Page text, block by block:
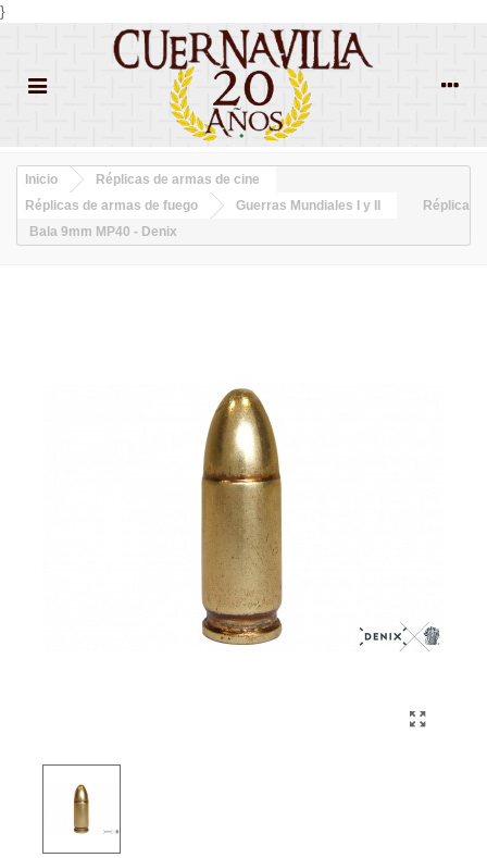
}
Inicio
Réplicas de armas de cine
Réplicas de armas de fuego
Guerras Mundiales I y II
Réplica
Bala 9mm MP40 - Denix